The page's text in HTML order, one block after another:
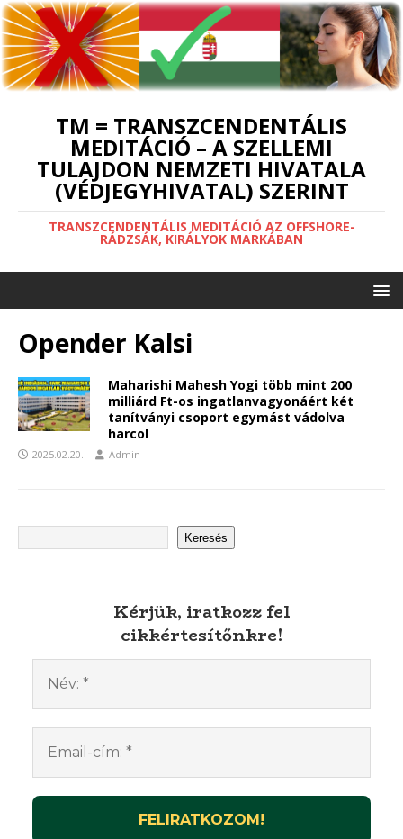
TM = TRANSZCENDENTÁLIS
MEDITÁCIÓ – A SZELLEMI
TULAJDON NEMZETI HIVATALA
(VÉDJEGYHIVATAL) SZERINT
TRANSZCENDENTÁLIS MEDITÁCIÓ AZ OFFSHORE-
RÁDZSÁK, KIRÁLYOK MARKÁBAN
Opender Kalsi
Maharishi Mahesh Yogi több mint 200
milliárd Ft-os ingatlanvagyonáért két
tanítványi csoport egymást vádolva
harcol
2025.02.20. Admin
Keresés
Kérjük, iratkozz fel
cikkértesítőnkre!